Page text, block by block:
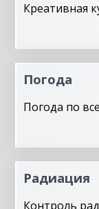
Креативная
Погода
Погода по
Радиация
Контроль